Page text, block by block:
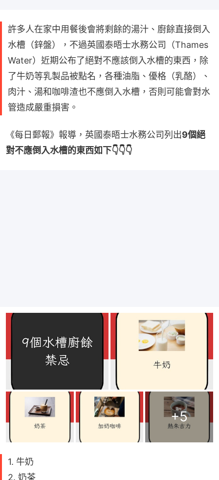
許多人在家中用餐後會將剩餘的湯汁、廚餘直接倒入
水槽（鋅盤），不過英國泰晤士水務公司（Thames
Water）近期公布了絕對不應該倒入水槽的東西，除
了牛奶等乳製品被點名，各種油脂、優格（乳酪）、
肉汁、湯和咖啡渣也不應倒入水槽，否則可能會對水
管造成嚴重損害。
《每日郵報》報導，英國泰晤士水務公司列出9個絕
對不應倒入水槽的東西如下👇👇👇
+5
1. 牛奶
2. 奶茶